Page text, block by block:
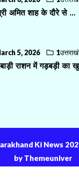
अमित शाह के दौरे से ...
5, 2026
राशन में गड़बड़ी का
Ki News
by Themeuniver